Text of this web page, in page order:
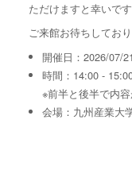
ただけますと幸いです
ご来館お待ちしており
開催日：2026/07/21
時間：14:00 -
※前半と後半で内
会場：九州産業大